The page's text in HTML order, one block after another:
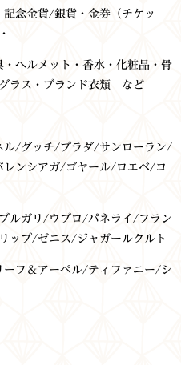
念金貨/銀貨・金券（チケッ
ヘルメット・香水・化粧品・骨
ラス・ブランド衣類 など
ル/グッチ/プラダ/サンローラン/
ンシアガ/ゴヤール/ロエベ/コ
ルガリ/ウブロ/パネライ/フラン
ップ/ゼニス/ジャガールクルト
フ＆アーペル/ティファニー/シ